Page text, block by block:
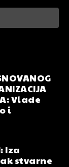
Vlade
i
Iza
stvarne